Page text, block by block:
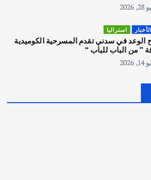
مدينة كلباء الاماراتية
في جذور المشكلة وحلولها المستدامة
استراليا
في سدني تقدم المسرحية الكوميدية
” من الباب للباب “